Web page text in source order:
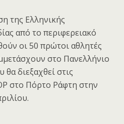
της Ελληνικής
από το περιφερειακό
οι 50 πρώτοι αθλητές
στο Πανελλήνιο
διεξαχθεί στις
στο Πόρτο Ράφτη στην